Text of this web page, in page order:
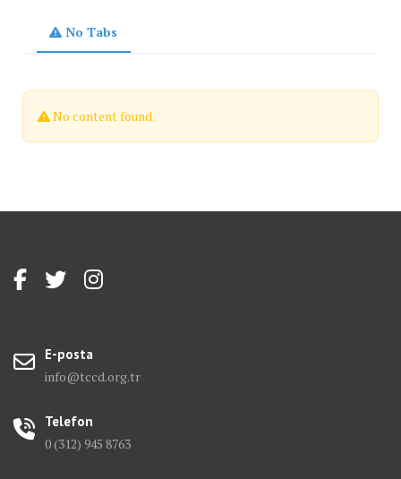
No Tabs
No content found.
E-posta
info@tccd.org.tr
Telefon
0 (312) 945 8763